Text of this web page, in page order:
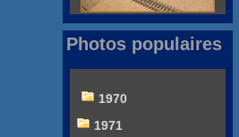
Photos populaires
1970
1971